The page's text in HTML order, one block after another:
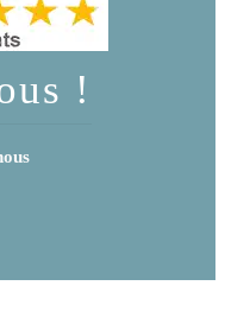
!